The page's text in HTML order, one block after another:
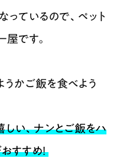
っているので、ペット
です。
かご飯を食べよう
しい、ナンとご飯をハ
すすめ！​